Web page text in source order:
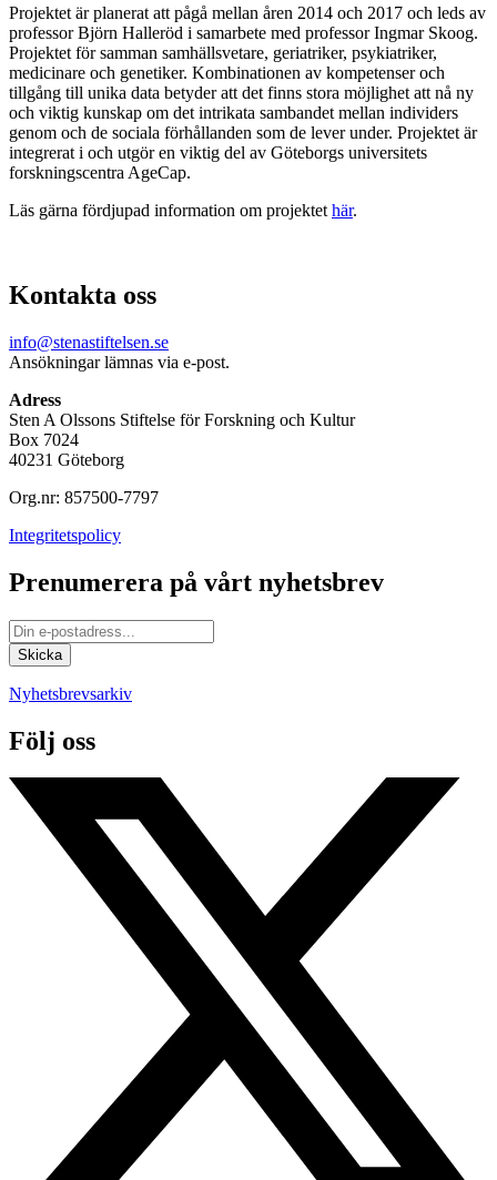
Projektet är planerat att pågå mellan åren 2014 och 2017 och leds av
professor Björn Halleröd i samarbete med professor Ingmar Skoog.
Projektet för samman samhällsvetare, geriatriker, psykiatriker,
medicinare och genetiker. Kombinationen av kompetenser och
tillgång till unika data betyder att det finns stora möjlighet att nå ny
och viktig kunskap om det intrikata sambandet mellan individers
genom och de sociala förhållanden som de lever under. Projektet är
integrerat i och utgör en viktig del av Göteborgs universitets
forskningscentra AgeCap.
Läs gärna fördjupad information om projektet här.
Kontakta oss
info@stenastiftelsen.se
Ansökningar lämnas via e-post.
Adress
Sten A Olssons Stiftelse för Forskning och Kultur
Box 7024
40231 Göteborg
Org.nr: 857500-7797
Integritetspolicy
Prenumerera på vårt nyhetsbrev
Nyhetsbrevsarkiv
Följ oss